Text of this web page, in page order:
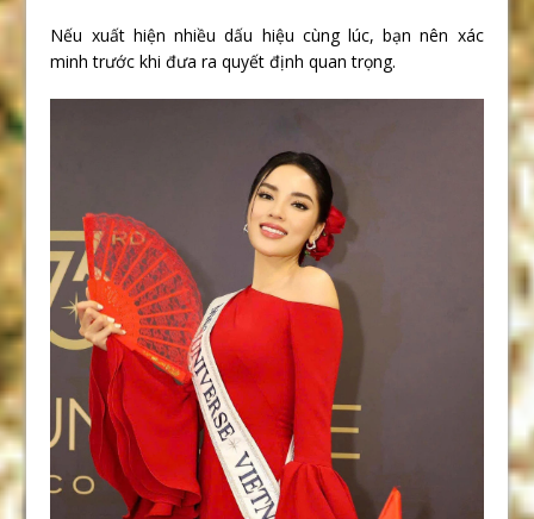
Nếu xuất hiện nhiều dấu hiệu cùng lúc, bạn nên xác
minh trước khi đưa ra quyết định quan trọng.